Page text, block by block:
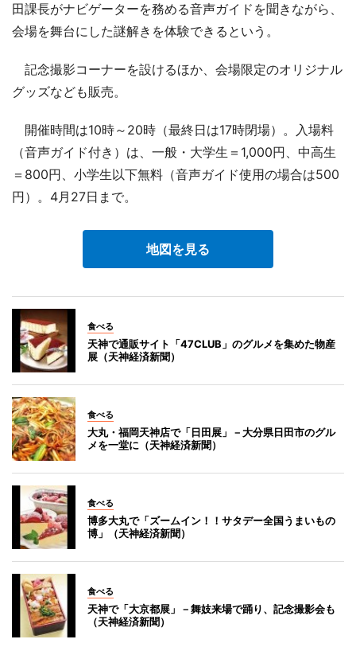
田課長がナビゲーターを務める音声ガイドを聞きながら、
会場を舞台にした謎解きを体験できるという。
記念撮影コーナーを設けるほか、会場限定のオリジナル
グッズなども販売。
開催時間は10時～20時（最終日は17時閉場）。入場料
（音声ガイド付き）は、一般・大学生＝1,000円、中高生
＝800円、小学生以下無料（音声ガイド使用の場合は500
円）。4月27日まで。
地図を見る
食べる
天神で通販サイト「47CLUB」のグルメを集めた物産
展（天神経済新聞）
食べる
大丸・福岡天神店で「日田展」－大分県日田市のグル
メを一堂に（天神経済新聞）
食べる
博多大丸で「ズームイン！！サタデー全国うまいもの
博」（天神経済新聞）
食べる
天神で「大京都展」－舞妓来場で踊り、記念撮影会も
（天神経済新聞）